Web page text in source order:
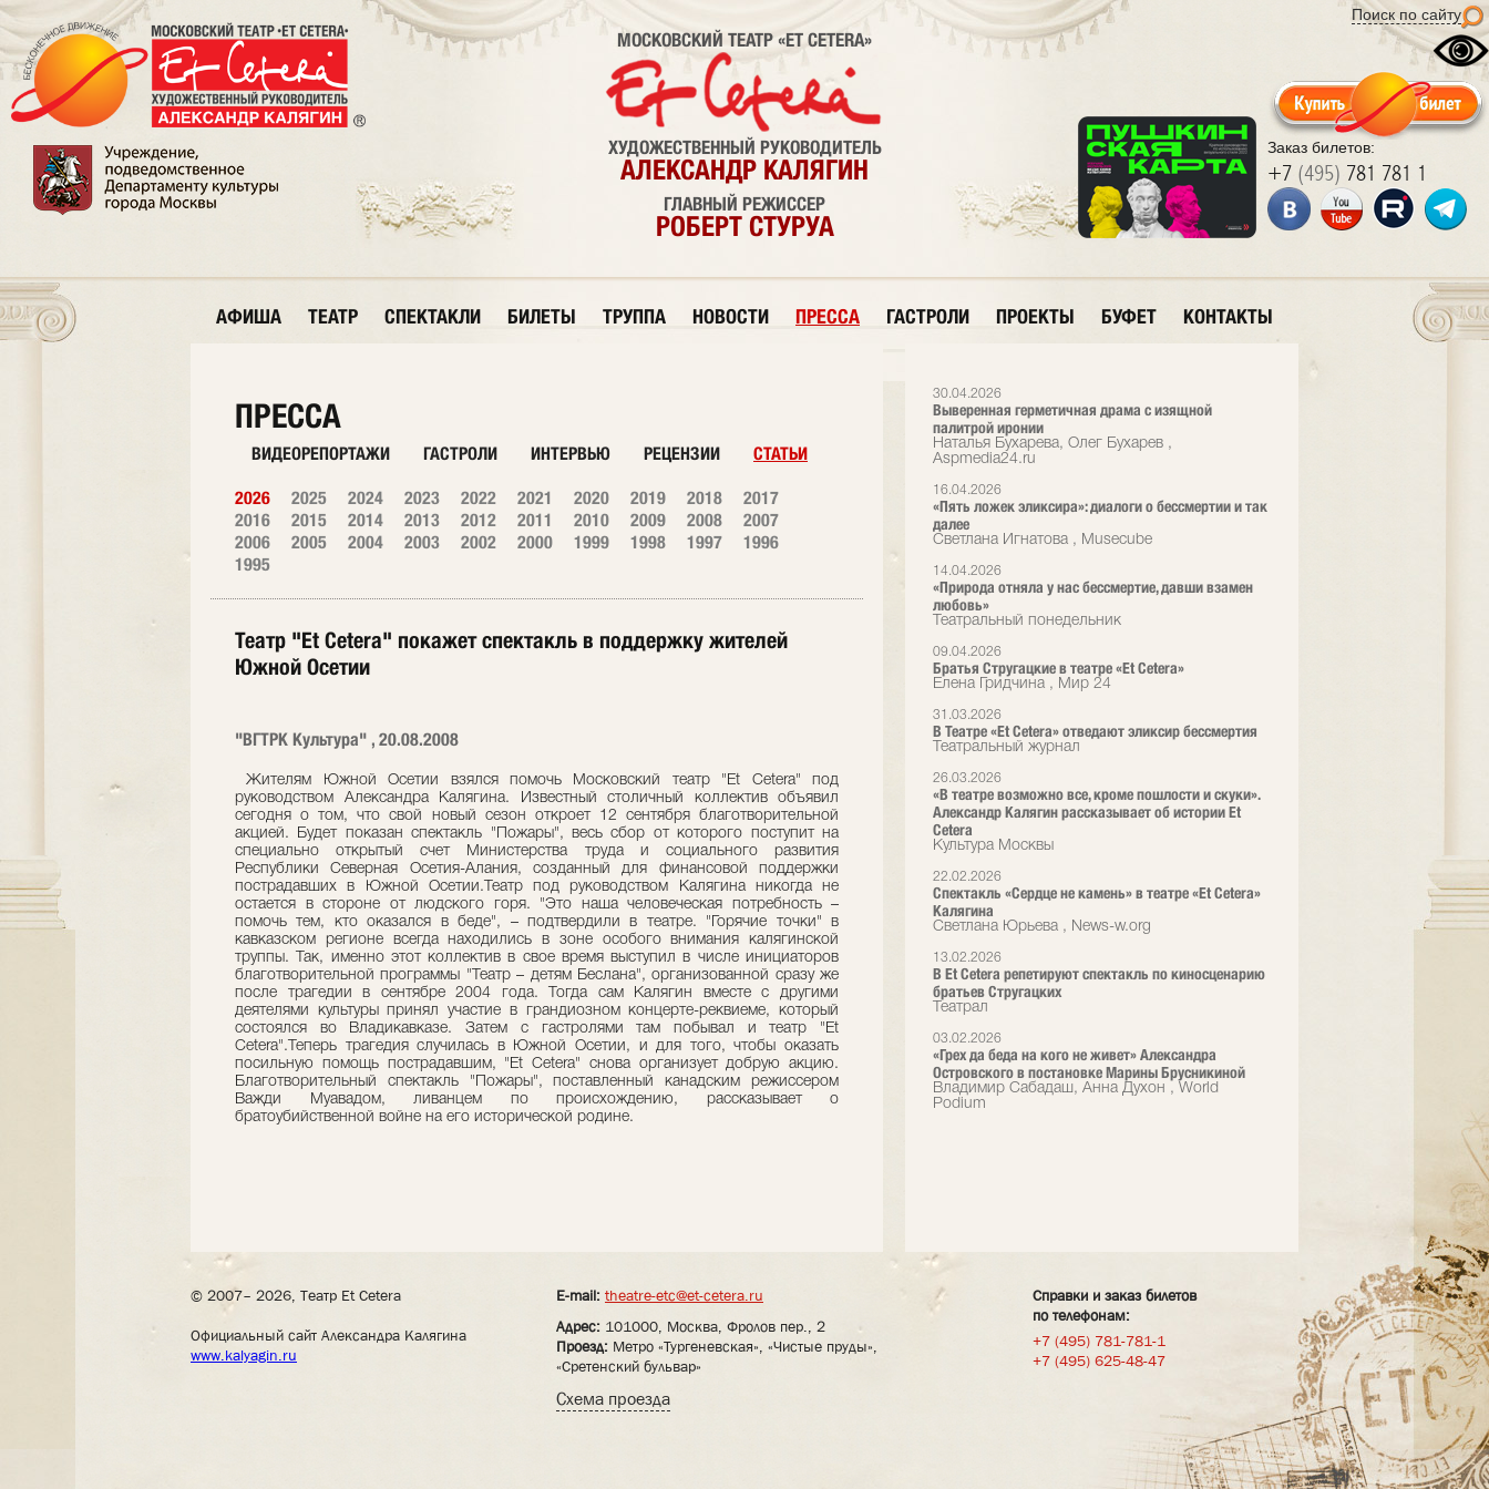
Поиск по сайту
Заказ билетов:
+7 (495) 781 781 1
МОСКОВСКИЙ ТЕАТР «ET CETERA»
ХУДОЖЕСТВЕННЫЙ РУКОВОДИТЕЛЬ
АЛЕКСАНДР КАЛЯГИН
ГЛАВНЫЙ РЕЖИССЕР
РОБЕРТ СТУРУА
АФИША ТЕАТР СПЕКТАКЛИ БИЛЕТЫ ТРУППА НОВОСТИ ПРЕССА ГАСТРОЛИ ПРОЕКТЫ БУФЕТ КОНТАКТЫ
30.04.2026
Выверенная герметичная драма с изящной
палитрой иронии
Наталья Бухарева, Олег Бухарев ,
Аspmedia24.ru
16.04.2026
«Пять ложек эликсира»: диалоги о бессмертии и так
далее
Светлана Игнатова , Musecube
14.04.2026
«Природа отняла у нас бессмертие, давши взамен
любовь»
Театральный понедельник
09.04.2026
Братья Стругацкие в театре «Et Cetera»
Елена Гридчина , Мир 24
31.03.2026
В Театре «Et Cetera» отведают эликсир бессмертия
Театральный журнал
26.03.2026
«В театре возможно все, кроме пошлости и скуки».
Александр Калягин рассказывает об истории Et
Cetera
Культура Москвы
22.02.2026
Спектакль «Сердце не камень» в театре «Et Cetera»
Калягина
Светлана Юрьева , News-w.org
13.02.2026
В Et Cetera репетируют спектакль по киносценарию
братьев Стругацких
Театрал
03.02.2026
«Грех да беда на кого не живет» Александра
Островского в постановке Марины Брусникиной
Владимир Сабадаш, Анна Духон , World
Podium
ПРЕССА
ВИДЕОРЕПОРТАЖИ ГАСТРОЛИ ИНТЕРВЬЮ РЕЦЕНЗИИ СТАТЬИ
2026 2025 2024 2023 2022 2021 2020 2019 2018
2017
2016
2015 2014 2013 2012 2011 2010 2009 2008
2007
2006
2005 2004 2003 2002 2000 1999 1998 1997
1996
1995
Театр "Et Cetera" покажет спектакль в поддержку жителей
Южной Осетии
"ВГТРК Культура" , 20.08.2008
Жителям Южной Осетии взялся помочь Московский театр "Et Cetera" под
руководством Александра Калягина. Известный столичный коллектив объявил
сегодня о том, что свой новый сезон откроет 12 сентября благотворительной
акцией. Будет показан спектакль "Пожары", весь сбор от которого поступит на
специально открытый счет Министерства труда и социального развития
Республики Северная Осетия-Алания, созданный для финансовой поддержки
пострадавших в Южной Осетии.Театр под руководством Калягина никогда не
остается в стороне от людского горя. "Это наша человеческая потребность –
помочь тем, кто оказался в беде", – подтвердили в театре. "Горячие точки" в
кавказском регионе всегда находились в зоне особого внимания калягинской
труппы. Так, именно этот коллектив в свое время выступил в числе инициаторов
благотворительной программы "Театр – детям Беслана", организованной сразу же
после трагедии в сентябре 2004 года. Тогда сам Калягин вместе с другими
деятелями культуры принял участие в грандиозном концерте-реквиеме, который
состоялся во Владикавказе. Затем с гастролями там побывал и театр "Et
Cetera".Теперь трагедия случилась в Южной Осетии, и для того, чтобы оказать
посильную помощь пострадавшим, "Et Cetera" снова организует добрую акцию.
Благотворительный спектакль "Пожары", поставленный канадским режиссером
Важди Муавадом, ливанцем по происхождению, рассказывает о
братоубийственной войне на его исторической родине.
© 2007– 2026, Театр Et Cetera
Официальный сайт Александра Калягина
www.kalyagin.ru
E-mail: theatre-etc@et-cetera.ru
Адрес: 101000, Москва, Фролов пер., 2
Проезд: Метро «Тургеневская», «Чистые пруды»,
«Сретенский бульвар»
Схема проезда
Справки и заказ билетов
по телефонам:
+7 (495) 781-781-1
+7 (495) 625-48-47